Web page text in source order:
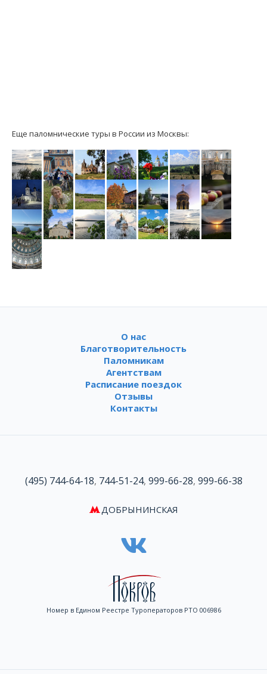
Еще паломнические туры в России из Москвы:
О нас
Благотворительность
Паломникам
Агентствам
Расписание поездок
Отзывы
Контакты
(495) 744-64-18, 744-51-24, 999-66-28, 999-66-38
ДОБРЫНИНСКАЯ
Номер в Едином Реестре Туроператоров РТО 006986